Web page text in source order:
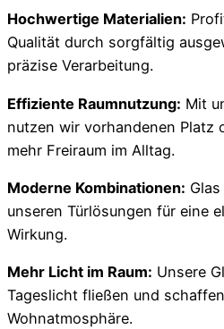
Hochwertige Materialien:
Qualität durch sorgfältig
präzise Verarbeitung.
Effiziente Raumnutzung: Mit
nutzen wir vorhandenen Platz
mehr Freiraum im Alltag.
Moderne Kombinationen:
unseren Türlösungen für eine
Wirkung.
Mehr Licht im Raum: Unsere
Tageslicht fließen und
Wohnatmosphäre.